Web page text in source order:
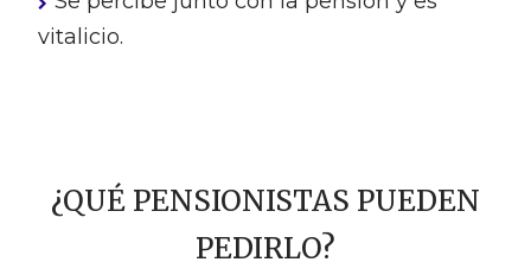
vitalicio.
¿QUÉ PENSIONISTAS PUEDEN
PEDIRLO?